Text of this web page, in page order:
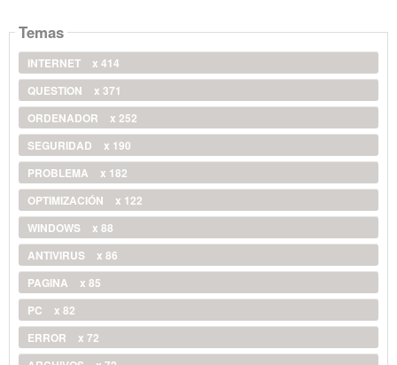
Temas
INTERNET
x 414
QUESTION
x 371
ORDENADOR
x 252
SEGURIDAD
x 190
PROBLEMA
x 182
OPTIMIZACIÓN
x 122
WINDOWS
x 88
ANTIVIRUS
x 86
PAGINA
x 85
PC
x 82
ERROR
x 72